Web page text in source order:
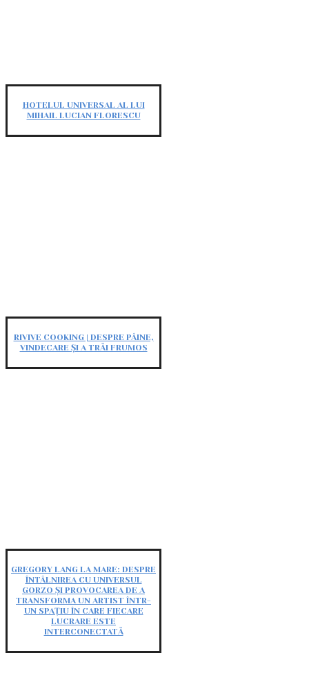
HOTELUL UNIVERSAL AL LUI
MIHAIL LUCIAN FLORESCU
RIVIVE COOKING | DESPRE PÂINE,
VINDECARE ȘI A TRĂI FRUMOS
GREGORY LANG LA MARE: DESPRE
ÎNTÂLNIREA CU UNIVERSUL
GORZO ȘI PROVOCAREA DE A
TRANSFORMA UN ARTIST ÎNTR-
UN SPAȚIU ÎN CARE FIECARE
LUCRARE ESTE
INTERCONECTATĂ